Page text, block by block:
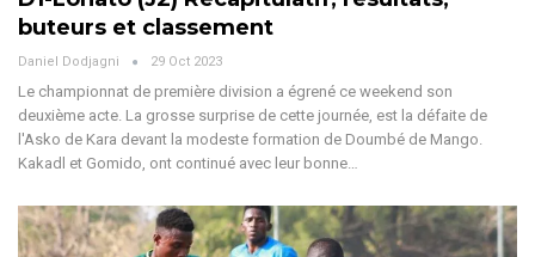
buteurs et classement
Daniel Dodjagni 29 Oct 2023
Le championnat de première division a égrené ce weekend son
deuxième acte. La grosse surprise de cette journée, est la défaite de
l'Asko de Kara devant la modeste formation de Doumbé de Mango.
Kakadl et Gomido, ont continué avec leur bonne…